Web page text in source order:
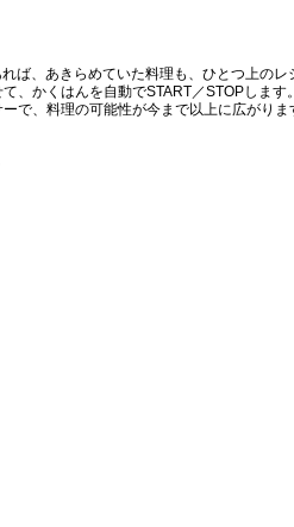
、あきらめていた料理も、ひとつ上のレ
、かくはんを自動でSTART／STOPします。
で、料理の可能性が今まで以上に広がりま